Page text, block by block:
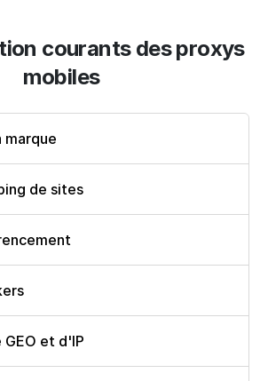
courants des proxys
mobiles
marque
de sites
et d'IP